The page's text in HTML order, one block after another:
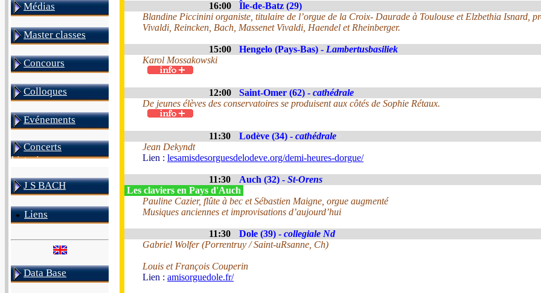
Médias
Master classes
Concours
Colloques
Evénements
Concerts
historiques
J S BACH
Liens
Data Base
16:00
Île-de-Batz (29)
Blandine Piccinini organiste, titulaire de l’orgue de la Croix- Daurade à Toulouse et Elzbethia Isnard,
Vivaldi, Reincken, Bach, Massenet Vivaldi, Haendel et Rheinberger.
15:00 Hengelo (Pays-Bas) - Lambertusbasiliek
Karol Mossakowski
12:00 Saint-Omer (62) - cathédrale
De jeunes élèves des conservatoires se produisent aux côtés de Sophie Rétaux.
11:30 Lodève (34) - cathédrale
Jean Dekyndt
Lien : lesamisdesorguesdelodeve.org/demi-heures-dorgue/
11:30 Auch (32) - St-Orens
Les claviers en Pays d'Auch
Pauline Cazier, flûte à bec et Sébastien Maigne, orgue augmenté
Musiques anciennes et improvisations d’aujourd’hui
11:30 Dole (39) - collegiale Nd
Gabriel Wolfer (Porrentruy / Saint-uRsanne, Ch)
Louis et François Couperin
Lien : amisorguedole.fr/